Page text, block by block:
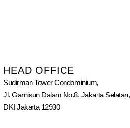
HEAD OFFICE
Sudirman Tower Condominium,
Jl. Garnisun Dalam No.8, Jakarta Selatan,
DKI Jakarta 12930